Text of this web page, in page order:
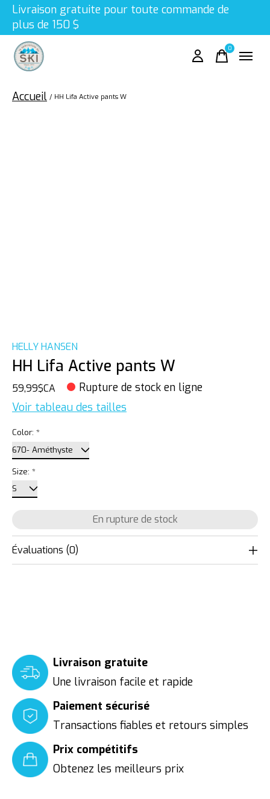
Livraison gratuite pour toute commande de
plus de 150 $
0items
Accueil / HH Lifa Active pants W
HELLY HANSEN
HH Lifa Active pants W
59,99$CA Rupture de stock en ligne
Voir tableau des tailles
Color: *
Size: *
En rupture de stock
Évaluations (0)
Livraison gratuite
Une livraison facile et rapide
Paiement sécurisé
Transactions fiables et retours simples
Prix compétitifs
Obtenez les meilleurs prix